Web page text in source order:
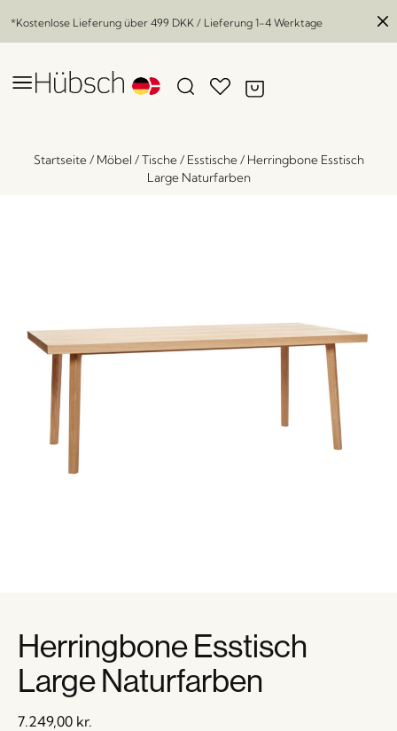
*Kostenlose Lieferung über 499 DKK / Lieferung 1-4 Werktage
Startseite/ Möbel /Tische/ Esstische/ Herringbone Esstisch
Large Naturfarben
Herringbone Esstisch
Large Naturfarben
7.249,00 kr.